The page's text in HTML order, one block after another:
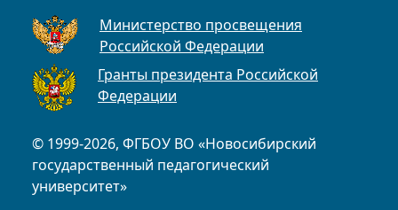
© 1999-2026, ФГБОУ ВО «Новосибирский
государственный педагогический
университет»
Министерство просвещения
Российской Федерации
Гранты президента Российской
Федерации